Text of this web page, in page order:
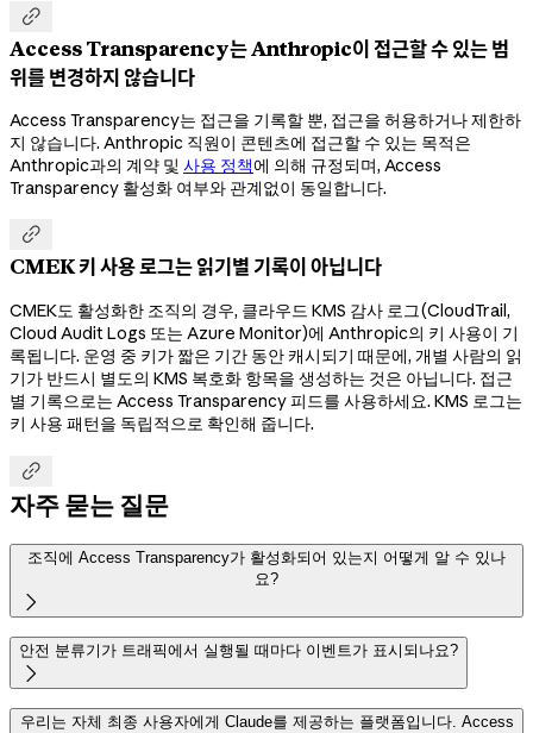

Access Transparency는 Anthropic이 접근할 수 있는 범
위를 변경하지 않습니다
Access Transparency는 접근을 기록할 뿐, 접근을 허용하거나 제한하
지 않습니다. Anthropic 직원이 콘텐츠에 접근할 수 있는 목적은
Anthropic과의 계약 및 사용 정책에 의해 규정되며, Access
Transparency 활성화 여부와 관계없이 동일합니다.

CMEK 키 사용 로그는 읽기별 기록이 아닙니다
CMEK도 활성화한 조직의 경우, 클라우드 KMS 감사 로그(CloudTrail,
Cloud Audit Logs 또는 Azure Monitor)에 Anthropic의 키 사용이 기
록됩니다. 운영 중 키가 짧은 기간 동안 캐시되기 때문에, 개별 사람의 읽
기가 반드시 별도의 KMS 복호화 항목을 생성하는 것은 아닙니다. 접근
별 기록으로는 Access Transparency 피드를 사용하세요. KMS 로그는
키 사용 패턴을 독립적으로 확인해 줍니다.

자주 묻는 질문
조직에 Access Transparency가 활성화되어 있는지 어떻게 알 수 있나
요?

안전 분류기가 트래픽에서 실행될 때마다 이벤트가 표시되나요?

우리는 자체 최종 사용자에게 Claude를 제공하는 플랫폼입니다. Access